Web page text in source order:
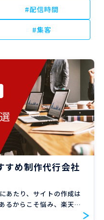
#配信時間
#集客
すめ制作代行会社
あたり、サイトの作成は
るからこそ悩み、楽天市
に依頼するか検討する方